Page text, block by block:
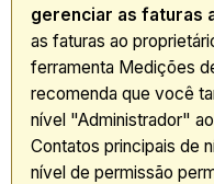
gerenciar as faturas
as faturas ao
ferramenta Medições
recomenda que você
nível "Administrador"
Contatos principais de
nível de permissão